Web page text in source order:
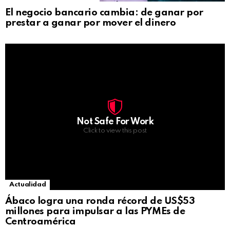
El negocio bancario cambia: de ganar por
prestar a ganar por mover el dinero
Not Safe For Work
Click to view this post
Actualidad
Ábaco logra una ronda récord de US$53
millones para impulsar a las PYMEs de
Centroamérica